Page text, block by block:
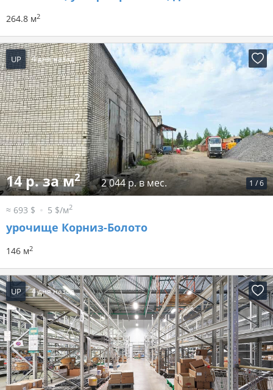
264.8 м2
UP 4 дня назад
1 /6
14 р. за м2 2 044 р. в мес.
≈ 693 $ 5 $/м2
урочище Корниз-Болото
146 м2
UP 4 дня назад